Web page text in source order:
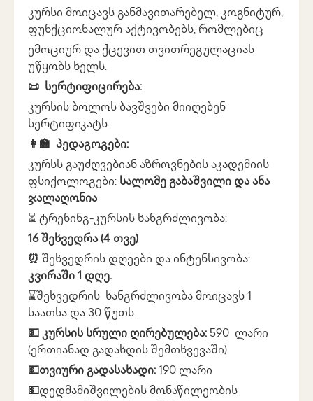
კურსი მოიცავს განმავითარებელ, კოგნიტურ,
ფუნქციონალურ აქტივობებს, რომლებიც
ემოციურ და ქცევით თვითრეგულაციას
უწყობს ხელს.
📜 სერტიფიცირება:
კურსის ბოლოს ბავშვები მიიღებენ
სერტიფიკატს.
👩‍🏫 პედაგოგები:
კურსს გაუძღვებიან აზროვნების აკადემიის
ფსიქოლოგები: სალომე გაბაშვილი და ანა
ჯალაღონია
⏳ ტრენინგ-კურსის ხანგრძლივობა:
16 შეხვედრა (4 თვე)
⏰ შეხვედრის დღეები და ინტენსივობა:
კვირაში 1 დღე.
⌛️შეხვედრის ხანგრძლივობა მოიცავს 1
საათსა და 30 წუთს.
💵 კურსის სრული ღირებულება: 590 ლარი
(ერთიანად გადახდის შემთხვევაში)
💵თვიური გადასახადი: 190 ლარი
💵დედმამიშვილების მონაწილეობის